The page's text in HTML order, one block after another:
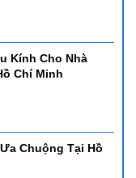
Kính Cho Nhà
Chí Minh
Chuộng Tại Hồ